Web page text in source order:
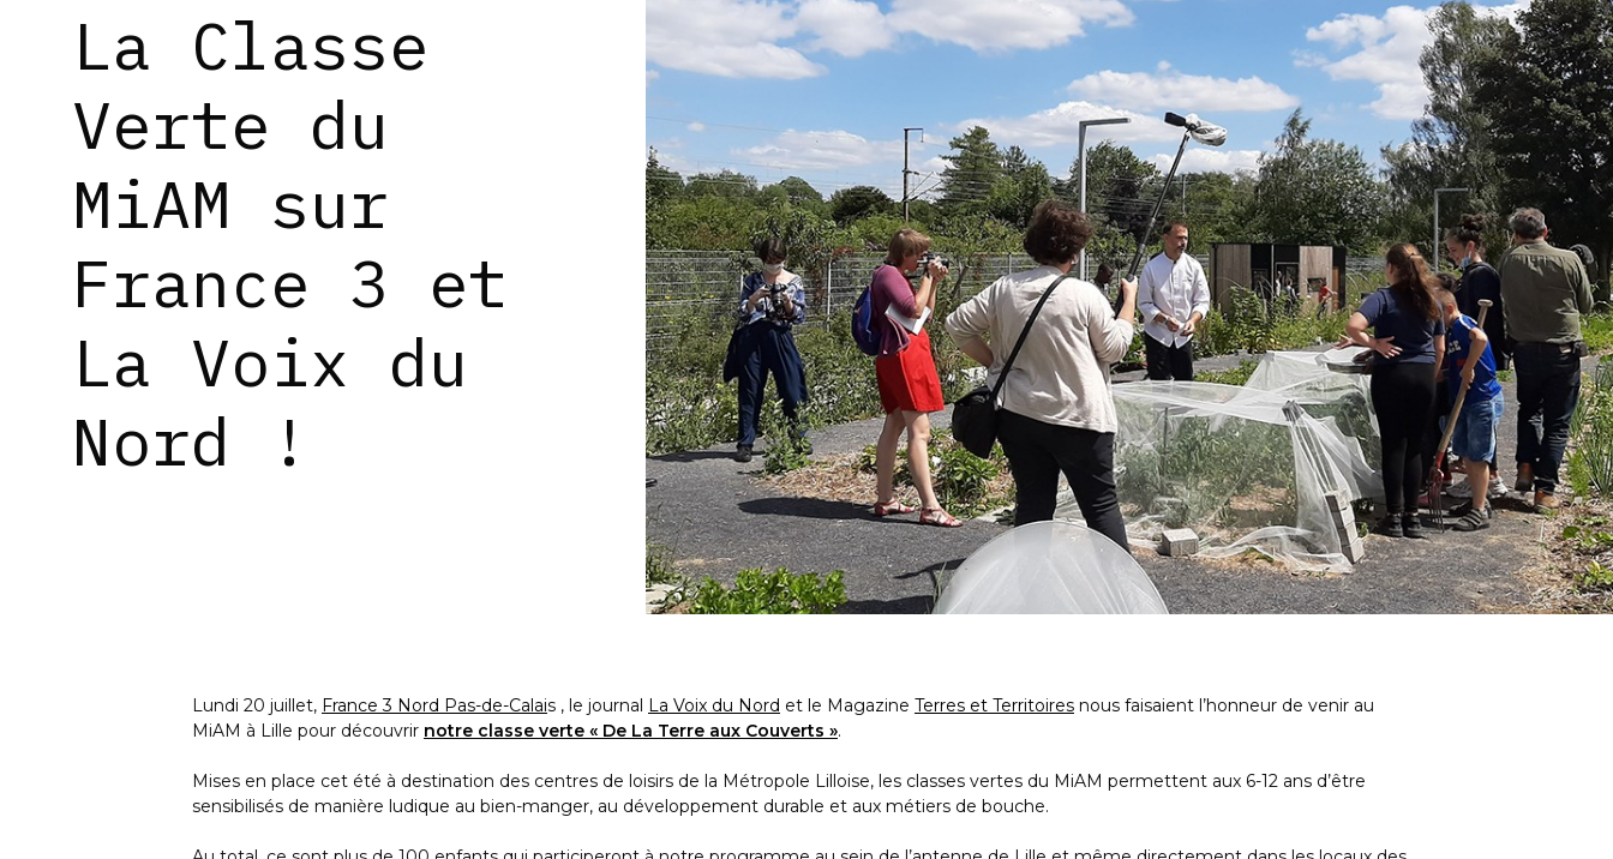
La Classe
Verte du
MiAM sur
France 3 et
La Voix du
Nord !
Lundi 20 juillet, France 3 Nord Pas-de-Calais , le journal La Voix du Nord et le Magazine Terres et Territoires nous faisaient l’honneur de venir au
MiAM à Lille pour découvrir notre classe verte « De La Terre aux Couverts ».
Mises en place cet été à destination des centres de loisirs de la Métropole Lilloise, les classes vertes du MiAM permettent aux 6-12 ans d’être
sensibilisés de manière ludique au bien-manger, au développement durable et aux métiers de bouche.